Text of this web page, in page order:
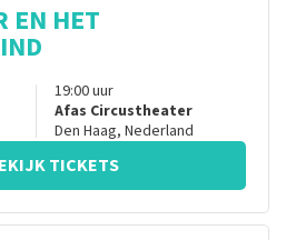
EN HET
19:00uur
Afas Circustheater
Den Haag, Nederland
TICKETS